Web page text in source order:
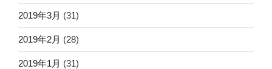
2019年3月 (31)
2019年2月 (28)
2019年1月 (31)